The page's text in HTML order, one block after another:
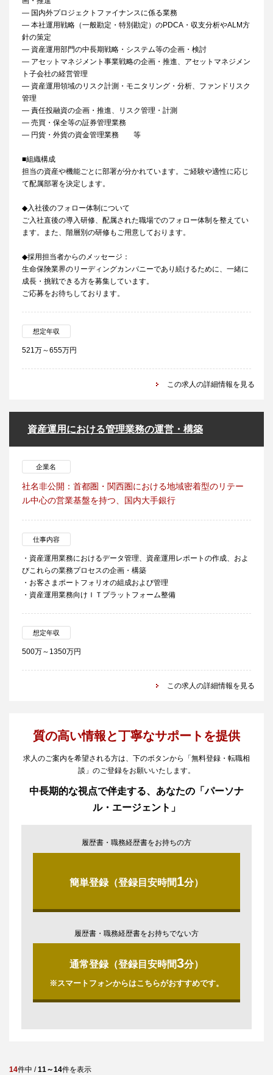
― 国内外プロジェクトファイナンスに係る業務
― 本社運用戦略（一般勘定・特別勘定）のPDCA・収支分析やALM方
針の策定
― 資産運用部門の中長期戦略・システム等の企画・検討
― アセットマネジメント事業戦略の企画・推進、アセットマネジメン
ト子会社の経営管理
― 資産運用領域のリスク計測・モニタリング・分析、ファンドリスク
管理
― 責任投融資の企画・推進、リスク管理・計測
― 売買・保全等の証券管理業務
― 円貨・外貨の資金管理業務 等
■組織構成
担当の資産や機能ごとに部署が分かれています。ご経験や適性に応じ
て配属部署を決定します。
◆入社後のフォロー体制について
ご入社直後の導入研修、配属された職場でのフォロー体制を整えてい
ます。また、階層別の研修もご用意しております。
◆採用担当者からのメッセージ：
生命保険業界のリーディングカンパニーであり続けるために、一緒に
成長・挑戦できる方を募集しています。
ご応募をお待ちしております。
想定年収
521万～655万円
この求人の詳細情報を見る
資産運用における管理業務の運営・構築
企業名
社名非公開：首都圏・関西圏における地域密着型のリテー
ル中心の営業基盤を持つ、国内大手銀行
仕事内容
・資産運用業務におけるデータ管理、資産運用レポートの作成、およ
びこれらの業務プロセスの企画・構築
・お客さまポートフォリオの組成および管理
・資産運用業務向けＩＴプラットフォーム整備
想定年収
500万～1350万円
この求人の詳細情報を見る
質の高い情報と丁寧なサポートを提供
求人のご案内を希望される方は、下のボタンから「無料登録・転職相
談」のご登録をお願いいたします。
中長期的な視点で伴走する、あなたの「パーソナ
ル・エージェント」
履歴書・職務経歴書をお持ちの方
簡単登録（登録目安時間1分）
履歴書・職務経歴書をお持ちでない方
通常登録（登録目安時間3分）
※スマートフォンからはこちらがおすすめです。
14件中 /11～14件を表示